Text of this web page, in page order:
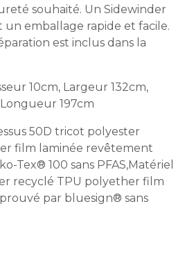
souhaité. Un Sidewinder
emballage rapide et facile.
est inclus dans la
10cm, Largeur 132cm,
197cm
50D tricot polyester
film laminée revêtement
Tex® 100 sans PFAS,Matériel
recyclé TPU polyether film
par bluesign® sans